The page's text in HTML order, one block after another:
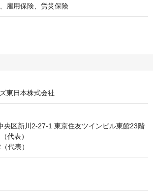
雇用保険、労災保険
東日本株式会社
央区新川2-27-1 東京住友ツインビル東館23階
代表）
代表）